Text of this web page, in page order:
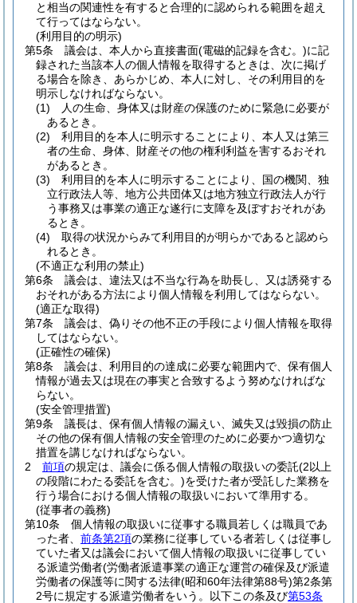
と相当の関連性を有すると合理的に認められる範囲を超え
て行ってはならない。
(利用目的の明示)
第5条
議会は、本人から直接書面(電磁的記録を含む。)に記
録された当該本人の個人情報を取得するときは、次に掲げ
る場合を除き、あらかじめ、本人に対し、その利用目的を
明示しなければならない。
(1)
人の生命、身体又は財産の保護のために緊急に必要が
あるとき。
(2)
利用目的を本人に明示することにより、本人又は第三
者の生命、身体、財産その他の権利利益を害するおそれ
があるとき。
(3)
利用目的を本人に明示することにより、国の機関、独
立行政法人等、地方公共団体又は地方独立行政法人が行
う事務又は事業の適正な遂行に支障を及ぼすおそれがあ
るとき。
(4)
取得の状況からみて利用目的が明らかであると認めら
れるとき。
(不適正な利用の禁止)
第6条
議会は、違法又は不当な行為を助長し、又は誘発する
おそれがある方法により個人情報を利用してはならない。
(適正な取得)
第7条
議会は、偽りその他不正の手段により個人情報を取得
してはならない。
(正確性の確保)
第8条
議会は、利用目的の達成に必要な範囲内で、保有個人
情報が過去又は現在の事実と合致するよう努めなければな
らない。
(安全管理措置)
第9条
議長は、保有個人情報の漏えい、滅失又は毀損の防止
その他の保有個人情報の安全管理のために必要かつ適切な
措置を講じなければならない。
2
前項の規定は、議会に係る個人情報の取扱いの委託(2以上
の段階にわたる委託を含む。)を受けた者が受託した業務を
行う場合における個人情報の取扱いにおいて準用する。
(従事者の義務)
第10条
個人情報の取扱いに従事する職員若しくは職員であ
った者、 前条第2項の業務に従事している者若しくは従事し
ていた者又は議会において個人情報の取扱いに従事してい
る派遣労働者(労働者派遣事業の適正な運営の確保及び派遣
労働者の保護等に関する法律(昭和60年法律第88号)第2条第
2号に規定する派遣労働者をいう。以下この条及び第53条